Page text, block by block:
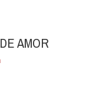
AMOR